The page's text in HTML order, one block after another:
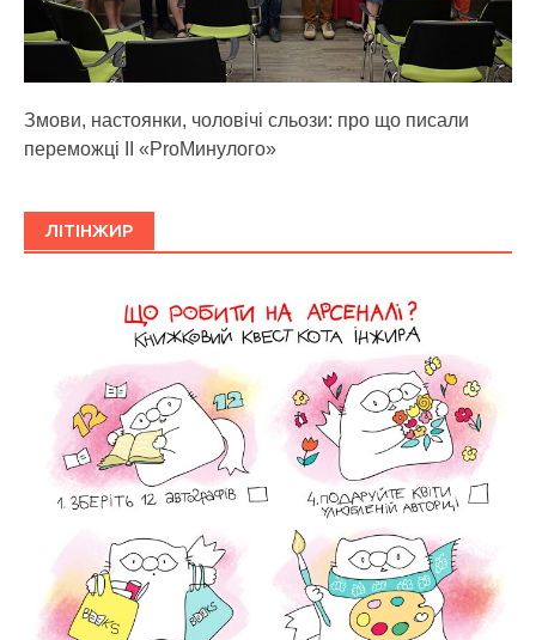
Змови, настоянки, чоловічі сльози: про що писали
переможці ІІ «ProМинулого»
ЛІТІНЖИР